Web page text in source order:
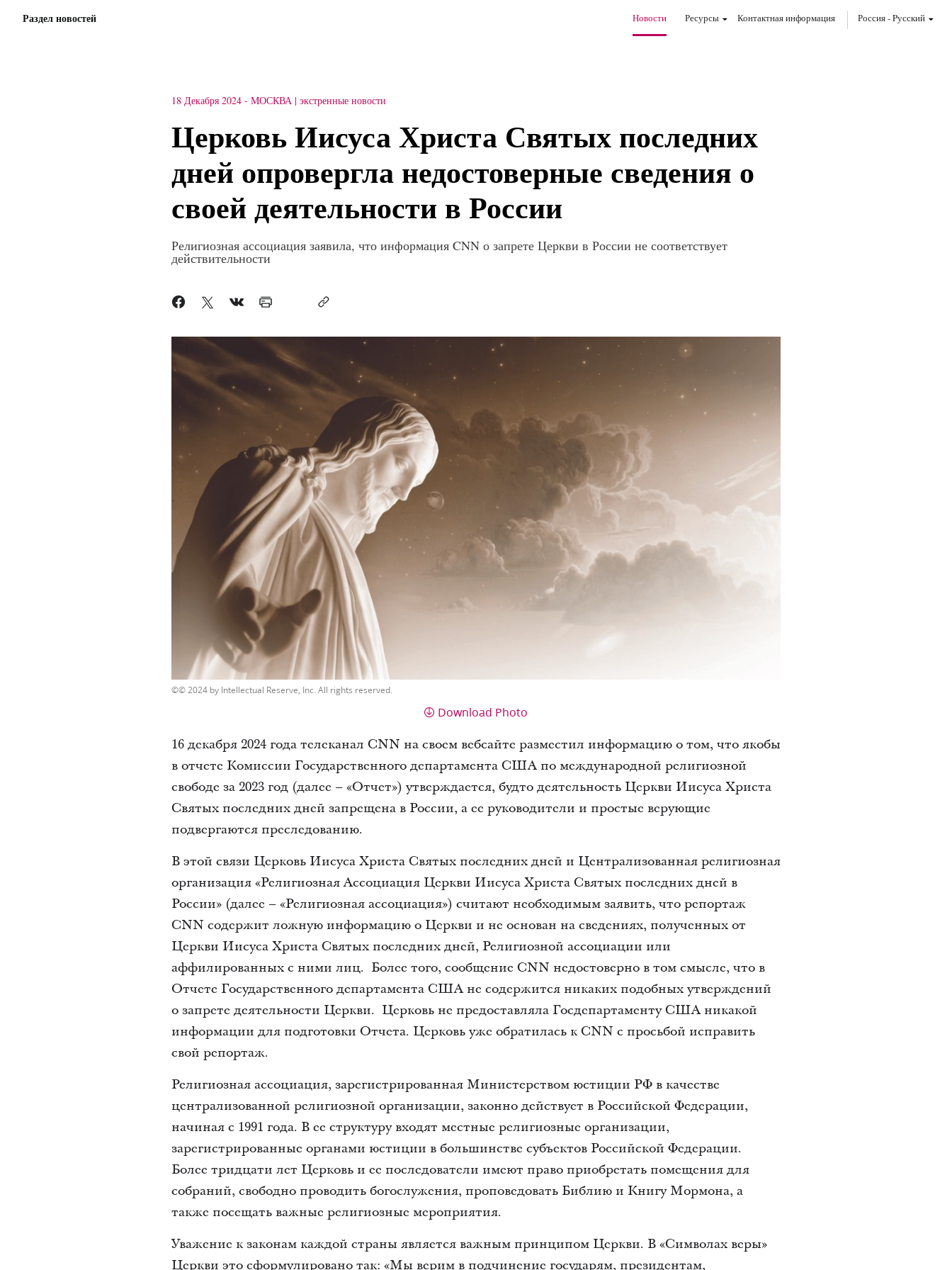
Раздел новостей Новости Ресурсы Контактная информация Россия-Pусский
18 Декабря 2024 - МОСКВА экстренные новости
Церковь Иисуса Христа Святых последних
дней опровергла недостоверные сведения о
своей деятельности в России
Религиозная ассоциация заявила, что информация CNN о запрете Церкви в России не соответствует
действительности
© 2024 by Intellectual Reserve, Inc. All rights reserved.
Download Photo
16 декабря 2024 года телеканал CNN на своем вебсайте разместил информацию о том, что якобы
в отчете Комиссии Государственного департамента США по международной религиозной
свободе за 2023 год (далее – «Отчет») утверждается, будто деятельность Церкви Иисуса Христа
Святых последних дней запрещена в России, а ее руководители и простые верующие
подвергаются преследованию.
В этой связи Церковь Иисуса Христа Святых последних дней и Централизованная религиозная
организация «Религиозная Ассоциация Церкви Иисуса Христа Святых последних дней в
России» (далее – «Религиозная ассоциация») считают необходимым заявить, что репортаж
CNN содержит ложную информацию о Церкви и не основан на сведениях, полученных от
Церкви Иисуса Христа Святых последних дней, Религиозной ассоциации или
аффилированных с ними лиц. Более того, сообщение CNN недостоверно в том смысле, что в
Отчете Государственного департамента США не содержится никаких подобных утверждений
о запрете деятельности Церкви. Церковь не предоставляла Госдепартаменту США никакой
информации для подготовки Отчета. Церковь уже обратилась к CNN с просьбой исправить
свой репортаж.
Религиозная ассоциация, зарегистрированная Министерством юстиции РФ в качестве
централизованной религиозной организации, законно действует в Российской Федерации,
начиная с 1991 года. В ее структуру входят местные религиозные организации,
зарегистрированные органами юстиции в большинстве субъектов Российской Федерации.
Более тридцати лет Церковь и ее последователи имеют право приобретать помещения для
собраний, свободно проводить богослужения, проповедовать Библию и Книгу Мормона, а
также посещать важные религиозные мероприятия.
Уважение к законам каждой страны является важным принципом Церкви. В «Символах веры»
Церкви это сформулировано так: «Мы верим в подчинение государям, президентам,